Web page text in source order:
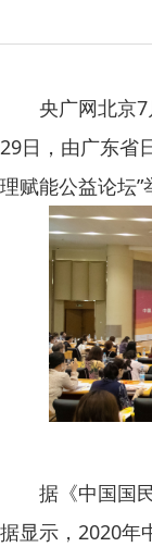
央广网北京7
29日，由广东省
理赋能公益论坛”
据《中国国民
据显示，2020年